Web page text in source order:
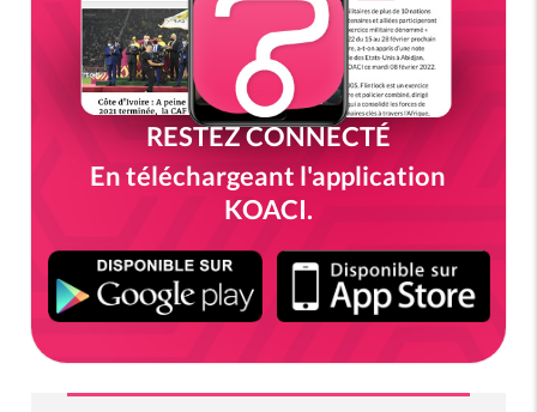
RESTEZ CONNECTÉ
En téléchargeant l'application
KOACI.